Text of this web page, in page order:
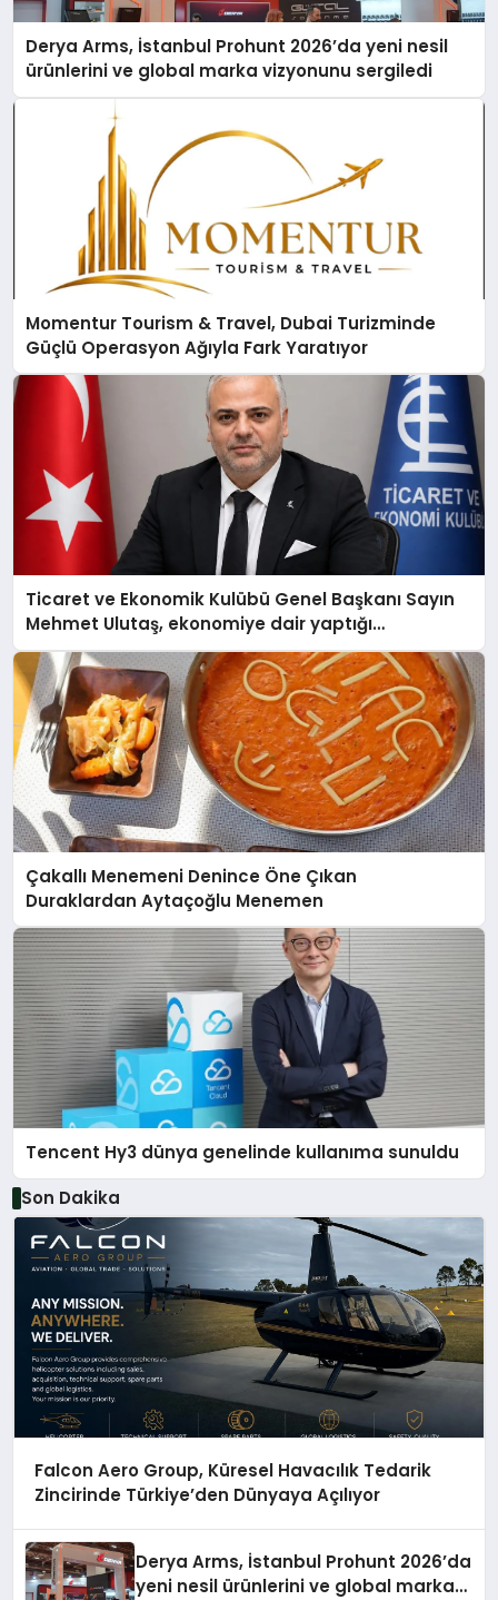
Derya Arms, İstanbul Prohunt 2026’da yeni nesil
ürünlerini ve global marka vizyonunu sergiledi
Momentur Tourism & Travel, Dubai Turizminde
Güçlü Operasyon Ağıyla Fark Yaratıyor
Ticaret ve Ekonomik Kulübü Genel Başkanı Sayın
Mehmet Ulutaş, ekonomiye dair yaptığı
açıklamada şunları kaydetti:
Çakallı Menemeni Denince Öne Çıkan
Duraklardan Aytaçoğlu Menemen
Tencent Hy3 dünya genelinde kullanıma sunuldu
Son Dakika
Falcon Aero Group, Küresel Havacılık Tedarik
Zincirinde Türkiye’den Dünyaya Açılıyor
Derya Arms, İstanbul Prohunt 2026’da
yeni nesil ürünlerini ve global marka